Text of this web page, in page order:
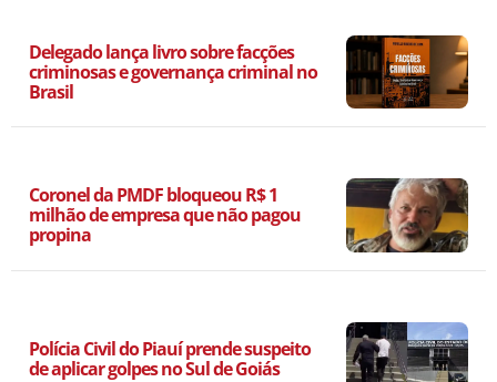
Delegado lança livro sobre facções
criminosas e governança criminal no
Brasil
Coronel da PMDF bloqueou R$ 1
milhão de empresa que não pagou
propina
Polícia Civil do Piauí prende suspeito
de aplicar golpes no Sul de Goiás